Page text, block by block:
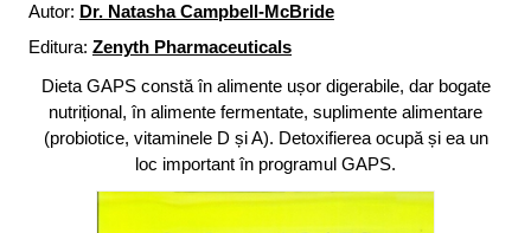
Autor: Dr. Natasha Campbell-McBride
Editura: Zenyth Pharmaceuticals
Dieta GAPS constă în alimente ușor digerabile, dar bogate
nutrițional, în alimente fermentate, suplimente alimentare
(probiotice, vitaminele D și A). Detoxifierea ocupă și ea un
loc important în programul GAPS.